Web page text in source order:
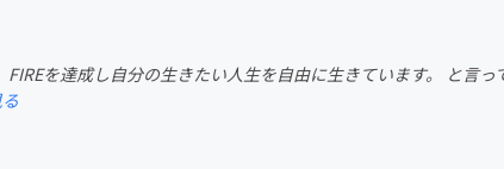
フード・飲食店
ファッシ
を達成し自分の生きたい人生を自由に生きています。 と言